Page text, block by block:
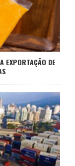
EXPORTAÇÃO DE